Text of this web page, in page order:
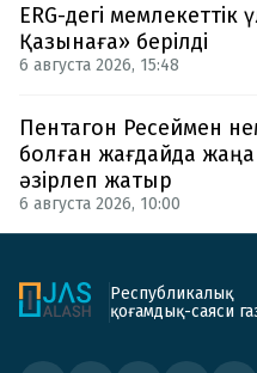
ERG-дегі
Қазынаға» берілді
6 августа 2026, 15:48
Пентагон Ресеймен
болған жағдайда
әзірлеп жатыр
6 августа 2026, 10:00
Республикалық
қоғамдық-саяси